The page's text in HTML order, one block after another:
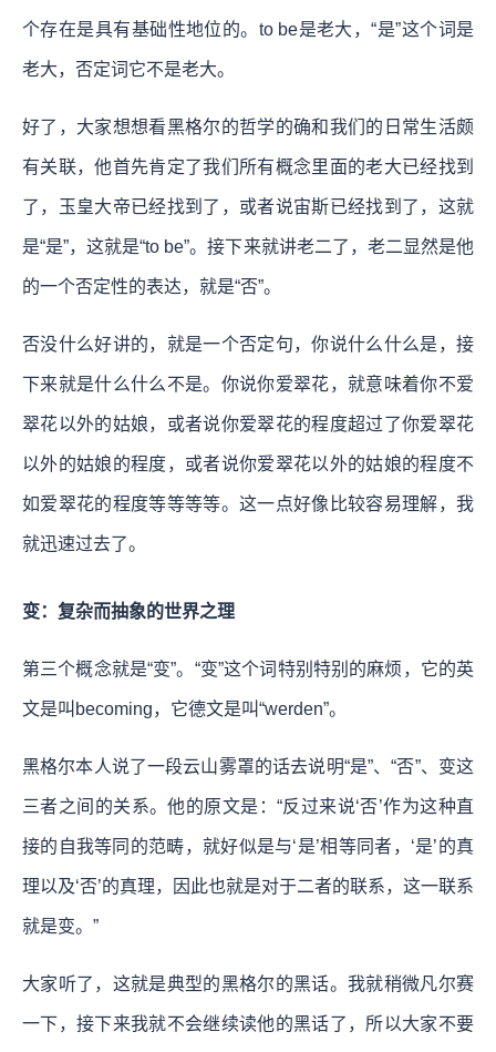
个存在是具有基础性地位的。to be是老大，“是”这个词是
老大，否定词它不是老大。
好了，大家想想看黑格尔的哲学的确和我们的日常生活颇
有关联，他首先肯定了我们所有概念里面的老大已经找到
了，玉皇大帝已经找到了，或者说宙斯已经找到了，这就
是“是”，这就是“to be”。接下来就讲老二了，老二显然是他
的一个否定性的表达，就是“否”。
否没什么好讲的，就是一个否定句，你说什么什么是，接
下来就是什么什么不是。你说你爱翠花，就意味着你不爱
翠花以外的姑娘，或者说你爱翠花的程度超过了你爱翠花
以外的姑娘的程度，或者说你爱翠花以外的姑娘的程度不
如爱翠花的程度等等等等。这一点好像比较容易理解，我
就迅速过去了。
变：复杂而抽象的世界之理
第三个概念就是“变”。“变”这个词特别特别的麻烦，它的英
文是叫becoming，它德文是叫“werden”。
黑格尔本人说了一段云山雾罩的话去说明“是”、“否”、变这
三者之间的关系。他的原文是：“反过来说‘否’作为这种直
接的自我等同的范畴，就好似是与‘是’相等同者，‘是’的真
理以及‘否’的真理，因此也就是对于二者的联系，这一联系
就是变。”
大家听了，这就是典型的黑格尔的黑话。我就稍微凡尔赛
一下，接下来我就不会继续读他的黑话了，所以大家不要